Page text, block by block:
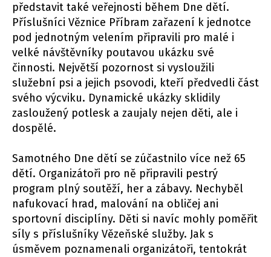
představit také veřejnosti během Dne dětí.
Příslušníci Věznice Příbram zařazení k jednotce
pod jednotným velením připravili pro malé i
velké návštěvníky poutavou ukázku své
činnosti. Největší pozornost si vysloužili
služební psi a jejich psovodi, kteří předvedli část
svého výcviku. Dynamické ukázky sklidily
zasloužený potlesk a zaujaly nejen děti, ale i
dospělé.
Samotného Dne dětí se zúčastnilo více než 65
dětí. Organizátoři pro ně připravili pestrý
program plný soutěží, her a zábavy. Nechyběl
nafukovací hrad, malování na obličej ani
sportovní disciplíny. Děti si navíc mohly poměřit
síly s příslušníky Vězeňské služby. Jak s
úsměvem poznamenali organizátoři, tentokrát